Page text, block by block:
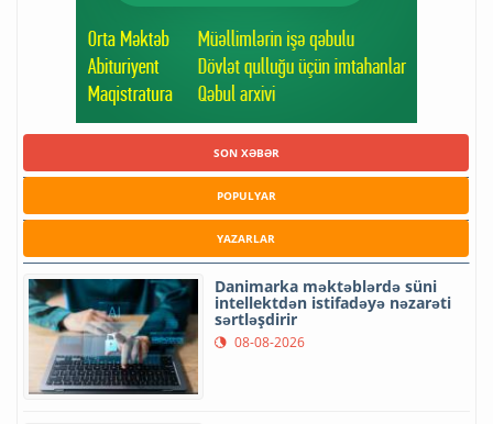
SON XƏBƏR
POPULYAR
YAZARLAR
Danimarka məktəblərdə süni
intellektdən istifadəyə nəzarəti
sərtləşdirir
08-08-2026